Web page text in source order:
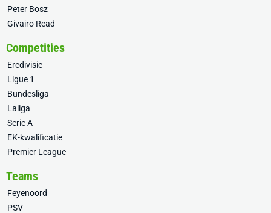
Peter Bosz
Givairo Read
Competities
Eredivisie
Ligue 1
Bundesliga
Laliga
Serie A
EK-kwalificatie
Premier League
Teams
Feyenoord
PSV